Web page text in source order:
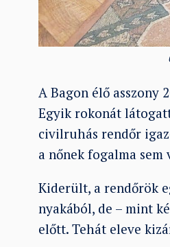
A Bagon élő asszony
Egyik rokonát
civilruhás rendőr
a nőnek fogalma
Kiderült, a rendőrök
nyakából, de – mint
előtt. Tehát eleve